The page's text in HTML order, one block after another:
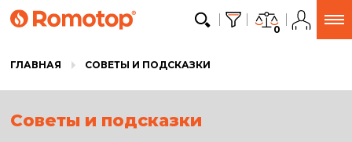
0
ГЛАВНАЯ СОВЕТЫ И ПОДСКАЗКИ
Советы и подсказки